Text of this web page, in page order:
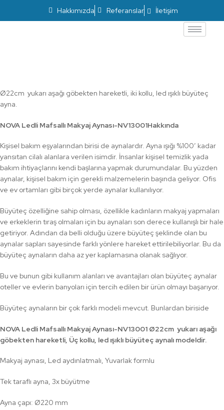
Hakkımızda Referanslar İletişim
Ø22cm yukarı aşağı göbekten hareketli, iki kollu, led ışıklı büyüteç
ayna.
NOVA Ledli Mafsallı Makyaj Aynası-NV13001Hakkında
Kişisel bakım eşyalarından birisi de aynalardır. Ayna ışığı %100′ kadar
yansıtan cilalı alanlara verilen isimdir. İnsanlar kişisel temizlik yada
bakım ihtiyaçlarını kendi başlarına yapmak durumundalar. Bu yüzden
aynalar, kişisel bakım için gerekli malzemelerin başında geliyor. Ofis
ve ev ortamları gibi birçok yerde aynalar kullanılıyor.
Büyüteç özelliğine sahip olması, özellikle kadınların makyaj yapmaları
ve erkeklerin tıraş olmaları için bu aynaları son derece kullanışlı bir hale
getiriyor. Adından da belli olduğu üzere büyüteç şeklinde olan bu
aynalar sapları sayesinde farklı yönlere hareket ettirilebiliyorlar. Bu da
büyüteç aynaların daha az yer kaplamasına olanak sağlıyor.
Bu ve bunun gibi kullanım alanları ve avantajları olan büyüteç aynalar
oteller ve evlerin banyoları için tercih edilen bir ürün olmayı başarıyor.
Büyüteç aynaların bir çok farklı modeli mevcut. Bunlardan biriside
NOVA Ledli Mafsallı Makyaj Aynası-NV13001 Ø22cm yukarı aşağı
göbekten hareketli, Üç kollu, led ışıklı büyüteç aynalı modeldir.
Makyaj aynası, Led aydınlatmalı, Yuvarlak formlu
Tek taraflı ayna, 3x büyütme
Ayna çapı: Ø220 mm